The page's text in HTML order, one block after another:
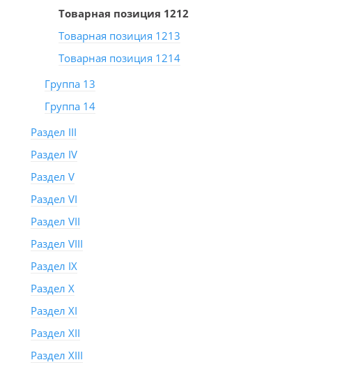
Товарная позиция 1212
Товарная позиция 1213
Товарная позиция 1214
Группа 13
Группа 14
Раздел III
Раздел IV
Раздел V
Раздел VI
Раздел VII
Раздел VIII
Раздел IX
Раздел X
Раздел XI
Раздел XII
Раздел XIII